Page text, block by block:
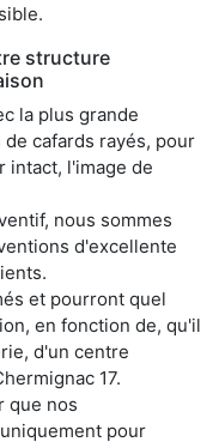
structure
la plus grande
cafards rayés, pour
intact, l'image de
nous sommes
d'excellente
et pourront quel
en fonction de, qu'il
d'un centre
17.
que nos
pour